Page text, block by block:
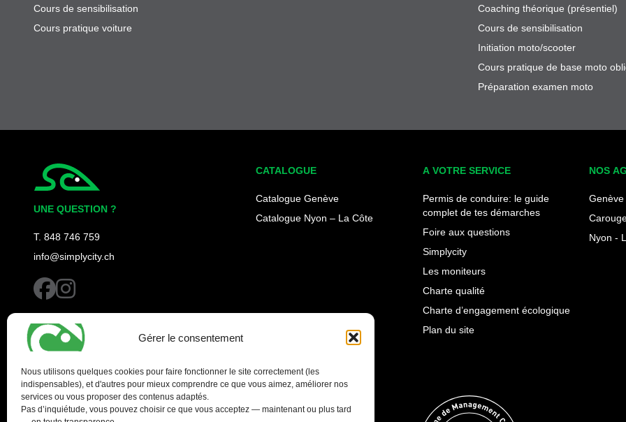
Gérer le consentement
Nous utilisons quelques cookies pour faire fonctionner le site correctement (les
indispensables), et d'autres pour mieux comprendre ce que vous aimez, améliorer nos
services ou vous proposer des contenus adaptés.
Pas d’inquiétude, vous pouvez choisir ce que vous acceptez — maintenant ou plus tard
Cours de sensibilisation
Cours pratique voiture
Coaching théorique (présentiel)
Cours de sensibilisation
Initiation moto/scooter
Cours pratique de base moto
Préparation examen moto
UNE QUESTION ?
T. 848 746 759
info@simplycity.ch
facebookinstagram
CATALOGUE
Catalogue Genève
Catalogue Nyon – La Côte
A VOTRE SERVICE
Permis de conduire: le guide
complet de tes démarches
Foire aux questions
Simplycity
Les moniteurs
Charte qualité
Charte d’engagement écologique
Plan du site
NOS
Nyon -